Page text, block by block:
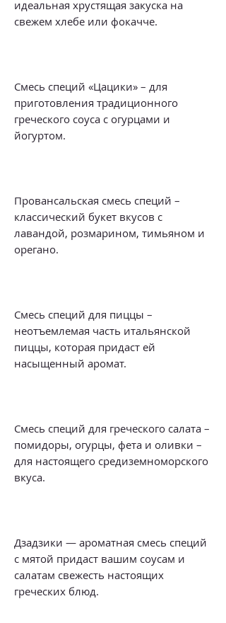
идеальная хрустящая закуска на
свежем хлебе или фокачче.
Смесь специй «Цацики» – для
приготовления традиционного
греческого соуса с огурцами и
йогуртом.
Провансальская смесь специй –
классический букет вкусов с
лавандой, розмарином, тимьяном и
орегано.
Смесь специй для пиццы –
неотъемлемая часть итальянской
пиццы, которая придаст ей
насыщенный аромат.
Смесь специй для греческого салата –
помидоры, огурцы, фета и оливки –
для настоящего средиземноморского
вкуса.
Дзадзики — ароматная смесь специй
с мятой придаст вашим соусам и
салатам свежесть настоящих
греческих блюд.